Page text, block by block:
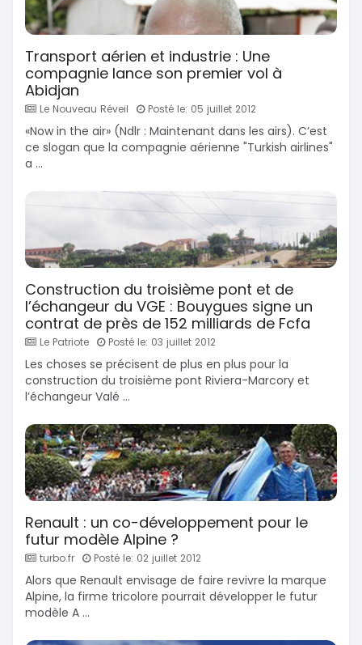
Transport aérien et industrie : Une
compagnie lance son premier vol à
Abidjan
Le Nouveau Réveil Posté le: 05 juillet 2012
«Now in the air» (Ndlr : Maintenant dans les airs). C’est
ce slogan que la compagnie aérienne "Turkish airlines"
a ...
Construction du troisième pont et de
l’échangeur du VGE : Bouygues signe un
contrat de près de 152 milliards de Fcfa
Le Patriote Posté le: 03 juillet 2012
Les choses se précisent de plus en plus pour la
construction du troisième pont Riviera-Marcory et
l’échangeur Valé ...
Renault : un co-développement pour le
futur modèle Alpine ?
turbo.fr Posté le: 02 juillet 2012
Alors que Renault envisage de faire revivre la marque
Alpine, la firme tricolore pourrait développer le futur
modèle A ...